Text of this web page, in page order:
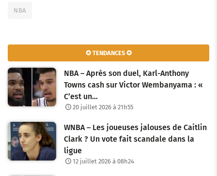
NBA
✪ TENDANCES ✪
NBA – Après son duel, Karl-Anthony
Towns cash sur Victor Wembanyama : «
C’est un…
20 juillet 2026 à 21h55
WNBA – Les joueuses jalouses de Caitlin
Clark ? Un vote fait scandale dans la
ligue
12 juillet 2026 à 08h24